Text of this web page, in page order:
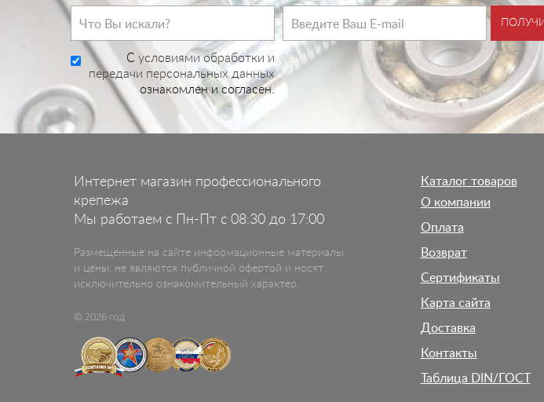
C условиями обработки и
передачи персональных данных
ознакомлен и согласен.
Интернет магазин профессионального
крепежа
Мы работаем с Пн-Пт с 08:30 до 17:00
Размещенные на сайте информационные материалы
и цены, не являются публичной офертой и носят
исключительно ознакомительный характер.
© 2026 год
Каталог товаров
О компании
Оплата
Возврат
Сертификаты
Карта сайта
Доставка
Контакты
Таблица DIN/ГОСТ